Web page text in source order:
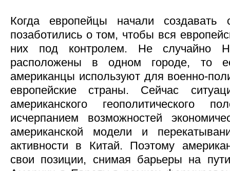
Когда европейцы начали
позаботились о том, чтобы вся
них под контролем. Не случайно
расположены в одном городе, то
американцы используют для военно-
европейские страны. Сейчас
американского геополитического
исчерпанием возможностей
американской модели и
активности в Китай. Поэтому
свои позиции, снимая барьеры на